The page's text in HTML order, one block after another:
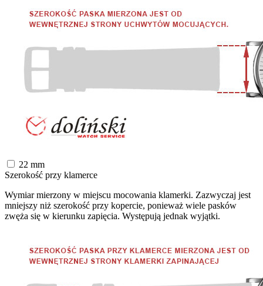
22 mm
Szerokość przy klamerce
Wymiar mierzony w miejscu mocowania klamerki. Zazwyczaj jest
mniejszy niż szerokość przy kopercie, ponieważ wiele pasków
zwęża się w kierunku zapięcia. Występują jednak wyjątki.